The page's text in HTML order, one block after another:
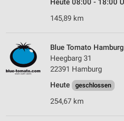
Heute 08:00 - 18:00
145,89 km
Blue Tomato Hamburg
Heegbarg 31
22391 Hamburg
Heute
geschlossen
254,67 km